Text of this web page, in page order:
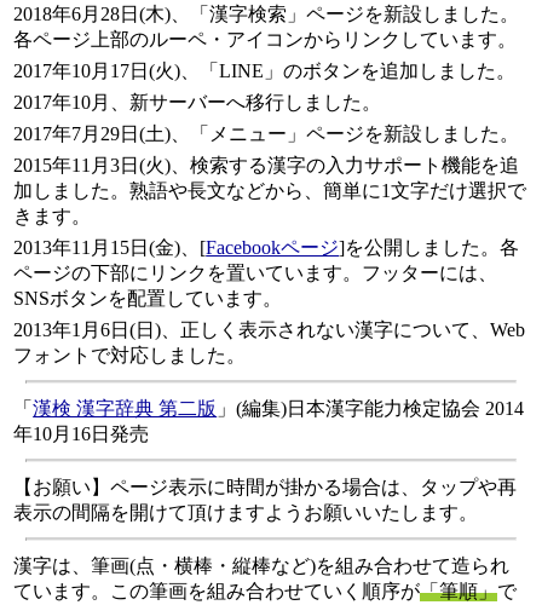
2018年6月28日(木)、「漢字検索」ページを新設しました。
各ページ上部のルーペ・アイコンからリンクしています。
2017年10月17日(火)、「LINE」のボタンを追加しました。
2017年10月、新サーバーへ移行しました。
2017年7月29日(土)、「メニュー」ページを新設しました。
2015年11月3日(火)、検索する漢字の入力サポート機能を追
加しました。熟語や長文などから、簡単に1文字だけ選択で
きます。
2013年11月15日(金)、[Facebookページ]を公開しました。各
ページの下部にリンクを置いています。フッターには、
SNSボタンを配置しています。
2013年1月6日(日)、正しく表示されない漢字について、Web
フォントで対応しました。
「漢検 漢字辞典 第二版 」(編集)日本漢字能力検定協会 2014
年10月16日発売
【お願い】ページ表示に時間が掛かる場合は、タップや再
表示の間隔を開けて頂けますようお願いいたします。
漢字は、筆画(点・横棒・縦棒など)を組み合わせて造られ
ています。この筆画を組み合わせていく順序が「筆順」で